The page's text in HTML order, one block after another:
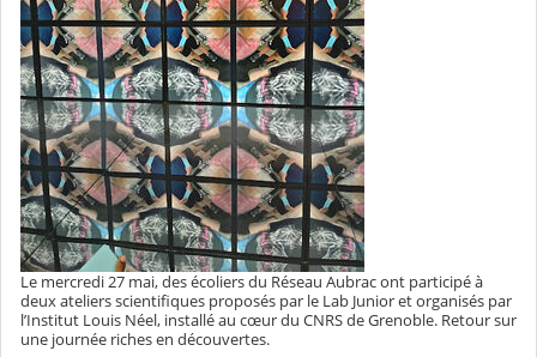
Le mercredi 27 mai, des écoliers du Réseau Aubrac ont participé à
deux ateliers scientifiques proposés par le Lab Junior et organisés par
l’Institut Louis Néel, installé au cœur du CNRS de Grenoble. Retour sur
une journée riches en découvertes.